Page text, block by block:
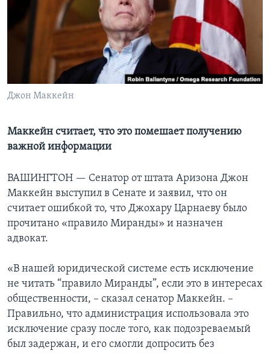
Learning English
СОЦИАЛЬНЫЕ СЕТИ
Джон Маккейн
Маккейн считает, что это помешает получению
важной информации
ВАШИНГТОН — Сенатор от штата Аризона Джон
Маккейн выступил в Сенате и заявил, что он
считает ошибкой то, что Джохару Царнаеву было
прочитано «правило Миранды» и назначен
адвокат.
«В нашей юридической системе есть исключение
не читать “правило Миранды”, если это в интересах
общественности, – сказал сенатор Маккейн. –
Правильно, что администрация использовала это
исключение сразу после того, как подозреваемый
был задержан, и его смогли допросить без